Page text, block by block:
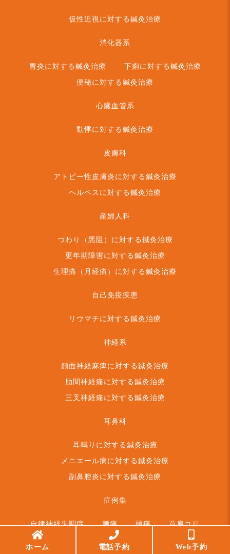
仮性近視に対する鍼灸治療
消化器系
胃炎に対する鍼灸治療
下痢に対する鍼灸治療
便秘に対する鍼灸治療
心臓血管系
動悸に対する鍼灸治療
皮膚科
アトピー性皮膚炎に対する鍼灸治療
ヘルペスに対する鍼灸治療
産婦人科
つわり（悪阻）に対する鍼灸治療
更年期障害に対する鍼灸治療
生理痛（月経痛）に対する鍼灸治療
自己免疫疾患
リウマチに対する鍼灸治療
神経系
顔面神経麻痺に対する鍼灸治療
肋間神経痛に対する鍼灸治療
三叉神経痛に対する鍼灸治療
耳鼻科
耳鳴りに対する鍼灸治療
メニエール病に対する鍼灸治療
副鼻腔炎に対する鍼灸治療
症例集
自律神経失調症 腰痛 頭痛 首肩コリ
頭痛
ホーム 電話予約 Web予約